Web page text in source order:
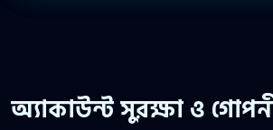
অ্যাকাউন্ট সুরক্ষা ও